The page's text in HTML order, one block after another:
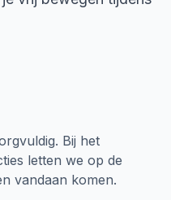
Bij het
letten we op de
vandaan komen.